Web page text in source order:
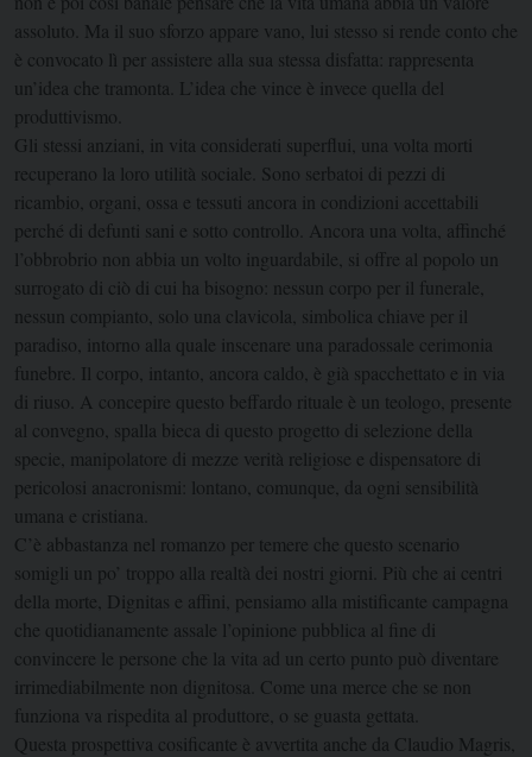
assoluto. Ma il suo sforzo appare vano, lui stesso si rende conto che
è convocato lì per assistere alla sua stessa disfatta: rappresenta
un’idea che tramonta. L’idea che vince è invece quella del
produttivismo.
Gli stessi anziani, in vita considerati superflui, una volta morti
recuperano la loro utilità sociale. Sono serbatoi di pezzi di
ricambio, organi, ossa e tessuti ancora in condizioni accettabili
perché di defunti sani e sotto controllo. Ancora una volta, affinché
l’obbrobrio non abbia un volto inguardabile, si offre al popolo un
surrogato di ciò di cui ha bisogno: nessun corpo per il funerale,
nessun compianto, solo una clavicola, simbolica chiave per il
paradiso, intorno alla quale inscenare una paradossale cerimonia
funebre. Il corpo, intanto, ancora caldo, è già spacchettato e in via
di riuso. A concepire questo beffardo rituale è un teologo, presente
al convegno, spalla bieca di questo progetto di selezione della
specie, manipolatore di mezze verità religiose e dispensatore di
pericolosi anacronismi: lontano, comunque, da ogni sensibilità
umana e cristiana.
C’è abbastanza nel romanzo per temere che questo scenario
somigli un po’ troppo alla realtà dei nostri giorni. Più che ai centri
della morte, Dignitas e affini, pensiamo alla mistificante campagna
che quotidianamente assale l’opinione pubblica al fine di
convincere le persone che la vita ad un certo punto può diventare
irrimediabilmente non dignitosa. Come una merce che se non
funziona va rispedita al produttore, o se guasta gettata.
Questa prospettiva cosificante è avvertita anche da Claudio Magris,